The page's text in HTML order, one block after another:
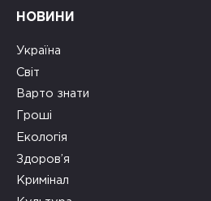
НОВИНИ
Україна
Світ
Варто знати
Гроші
Екологія
Здоров’я
Кримінал